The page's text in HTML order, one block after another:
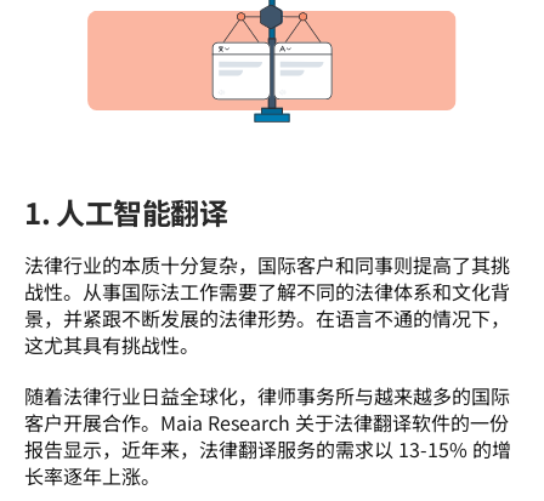
1. 人工智能翻译
法律行业的本质十分复杂，国际客户和同事则提高了其挑
战性。从事国际法工作需要了解不同的法律体系和文化背
景，并紧跟不断发展的法律形势。在语言不通的情况下，
这尤其具有挑战性。
随着法律行业日益全球化，律师事务所与越来越多的国际
客户开展合作。Maia Research 关于法律翻译软件的一份
报告显示，近年来，法律翻译服务的需求以 13-15% 的增
长率逐年上涨。